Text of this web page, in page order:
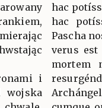
i
wojska
hac
hac
Pascha
verus est
mortem